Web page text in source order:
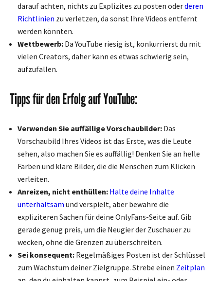
darauf achten, nichts zu Explizites zu posten oderderen
Richtlinien zu verletzen, da sonst Ihre Videos entfernt
werden könnten.
Wettbewerb: Da YouTube riesig ist, konkurrierst du mit
vielen Creators, daher kann es etwas schwierig sein,
aufzufallen.
Tipps für den Erfolg auf YouTube:
Verwenden Sie auffällige Vorschaubilder: Das
Vorschaubild Ihres Videos ist das Erste, was die Leute
sehen, also machen Sie es auffällig! Denken Sie an helle
Farben und klare Bilder, die die Menschen zum Klicken
verleiten.
Anreizen, nicht enthüllen: Halte deine Inhalte
unterhaltsam und verspielt, aber bewahre die
expliziteren Sachen für deine OnlyFans-Seite auf. Gib
gerade genug preis, um die Neugier der Zuschauer zu
wecken, ohne die Grenzen zu überschreiten.
Sei konsequent: Regelmäßiges Posten ist der Schlüssel
zum Wachstum deiner Zielgruppe. Strebe einen Zeitplan